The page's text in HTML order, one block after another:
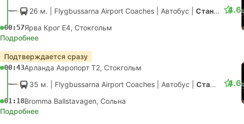
26 м. | Flygbussarna Airport Coaches Автобус Стандарт с конд.
00:57Ярва Крог E4, Стокгольм
4.6
Подробнее
Подтверждается сразу
00:43Арланда Аэропорт T2, Стокгольм
35 м. | Flygbussarna Airport Coaches Автобус Стандарт с конд.
01:18Bromma Ballstavagen, Сольна
4.6
Подробнее